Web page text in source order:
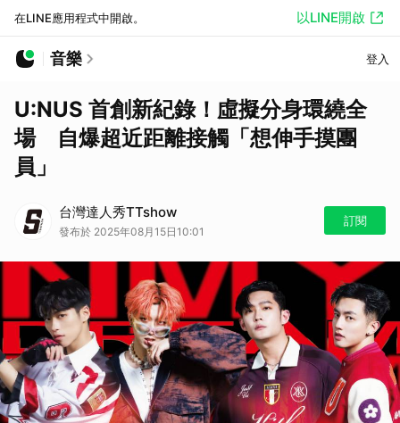
在LINE應用程式中開啟。 以LINE開啟
音樂 登入
U:NUS 首創新紀錄！虛擬分身環繞全
場 自爆超近距離接觸「想伸手摸團
員」
台灣達人秀TTshow
發布於 2025年08月15日10:01
訂閱